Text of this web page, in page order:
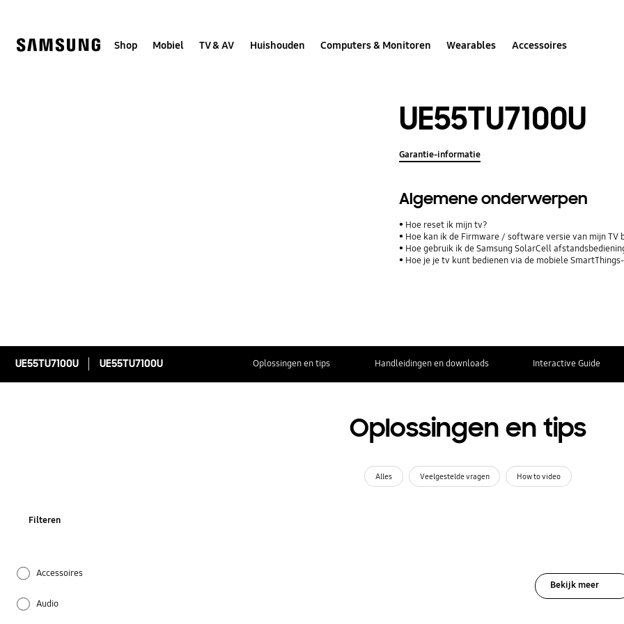
Shop Mobiel TV & AV Huishouden Computers & Monitoren Wearables Accessoires
UE55TU7100U
Garantie-informatie
Algemene onderwerpen
Hoe reset ik mijn tv?
Hoe kan ik de Firmware / software versie van mijn
Hoe gebruik ik de Samsung SolarCell
Hoe je je tv kunt bedienen via de mobiele
UE55TU7100U UE55TU7100U Oplossingen en tips Handleidingen en downloads Interactive Guide
Oplossingen en tips
Alles Veelgestelde vragen How to video
Filteren
Accessoires
Audio
Bekijk meer